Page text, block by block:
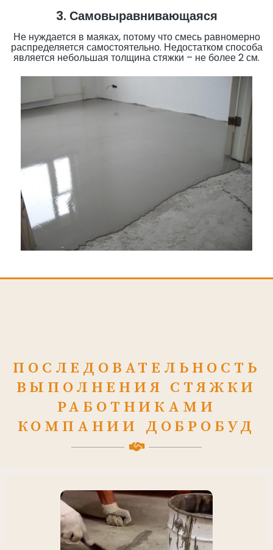
3. Самовыравнивающаяся
Не нуждается в маяках, потому что смесь равномерно
распределяется самостоятельно. Недостатком способа
является небольшая толщина стяжки – не более 2 см.
ПОСЛЕДОВАТЕЛЬНОСТЬ
ВЫПОЛНЕНИЯ СТЯЖКИ
РАБОТНИКАМИ
КОМПАНИИ ДОБРОБУД